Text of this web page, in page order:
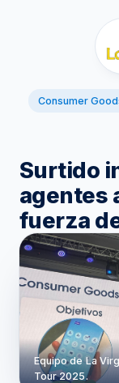
Consumer
Surtido
agentes
fuerza
Equipo de La
Tour 2025.